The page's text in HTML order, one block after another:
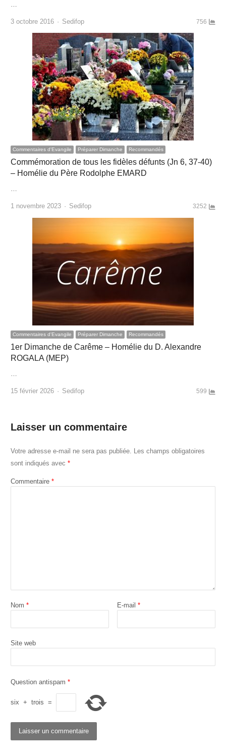
3 octobre 2016 Author
Sedifop 756
Commentaires d'Evangile Préparer Dimanche Recommandés
Commémoration de tous les fidèles défunts (Jn 6, 37-40)
– Homélie du Père Rodolphe EMARD
…
1 novembre 2023 Author
Sedifop 3252
Commentaires d'Evangile Préparer Dimanche Recommandés
1er Dimanche de Carême – Homélie du D. Alexandre
ROGALA (MEP)
…
15 février 2026 Author
Sedifop 599
Laisser un commentaire
Votre adresse e-mail ne sera pas publiée.
Les champs obligatoires
sont indiqués avec *
Commentaire *
Nom * E-mail*
Site web
Question antispam *
six + trois =